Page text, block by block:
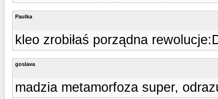
Paulka
kleo zrobiłaś porządna
goslava
madzia metamorfoza super,